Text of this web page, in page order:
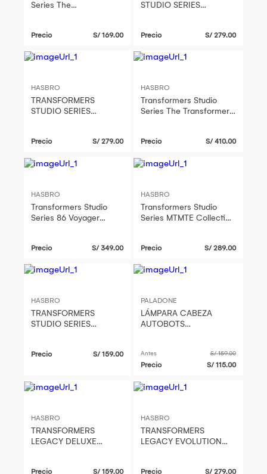
Series The
Wheeljack
Precio S/ 169.00
STUDIO SERIES
FOR CYBERTRON
Precio S/ 279.00
HASBRO
TRANSFORMERS
STUDIO SERIES
FOR CYBERTRON
Precio S/ 279.00
HASBRO
Transformers Studio
Series The Transformers
Precio S/ 410.00
HASBRO
Transformers Studio
Series 86 Voyager
Mixmaster
Precio S/ 349.00
HASBRO
Transformers Studio
Series MTMTE Collection
Scourge
Precio S/ 289.00
HASBRO
TRANSFORMERS
STUDIO SERIES
OF THE MOON
Precio S/ 159.00
PALADONE
LÁMPARA CABEZA
AUTOBOTS
Antes S/ 159.00
Precio S/ 115.00
HASBRO
TRANSFORMERS
LEGACY DELUXE
Precio S/ 159.00
HASBRO
TRANSFORMERS
LEGACY EVOLUTION
Precio S/ 279.00